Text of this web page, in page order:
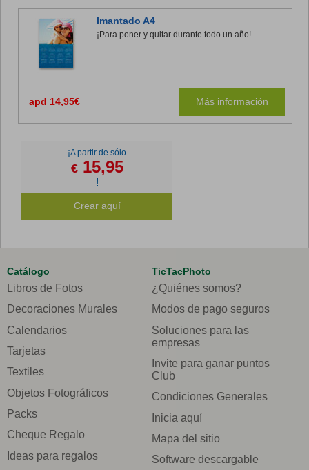
Imantado A4
¡Para poner y quitar durante todo un año!
apd 14,95€ Más información
¡A partir de sólo
€15,95
!
Crear aquí
Catálogo
Libros de Fotos
Decoraciones Murales
Calendarios
Tarjetas
Textiles
Objetos Fotográficos
Packs
Cheque Regalo
Ideas para regalos
TicTacPhoto
¿Quiénes somos?
Modos de pago seguros
Soluciones para las
empresas
Invite para ganar puntos
Club
Condiciones Generales
Inicia aquí
Mapa del sitio
Software descargable